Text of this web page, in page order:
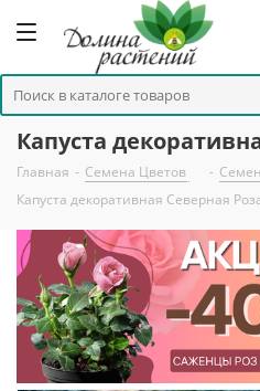
Капуста
Главная - Семена Цветов -
Капуста декоративная Северная